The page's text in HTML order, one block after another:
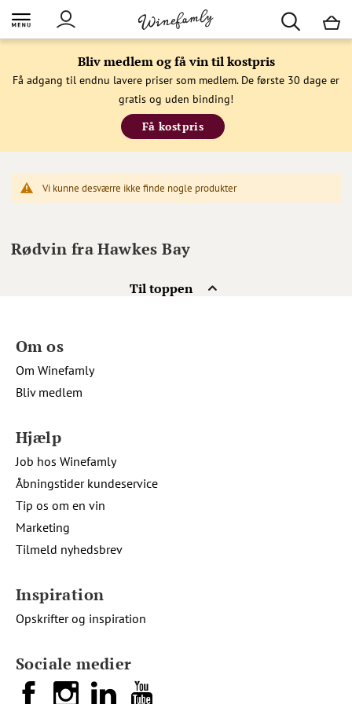
Bliv medlem og få vin til kostpris
Få adgang til endnu lavere priser som medlem. De første 30 dage er
gratis og uden binding!
Få kostpris
Vi kunne desværre ikke finde nogle produkter
Til toppen
Rødvin fra Hawkes Bay
Sociale medier
Om os
Om Winefamly
Bliv medlem
Hjælp
Job hos Winefamly
Åbningstider kundeservice
Tip os om en vin
Marketing
Tilmeld nyhedsbrev
Inspiration
Opskrifter og inspiration